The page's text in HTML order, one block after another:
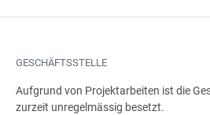
GESCHÄFTSSTELLE
Aufgrund von Projektarbeiten ist die
zurzeit unregelmässig besetzt.